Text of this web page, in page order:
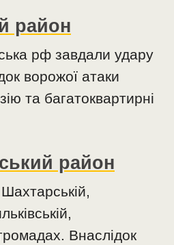
район
рф завдали удару
ворожої атаки
та багатоквартирні
район
Внаслідок